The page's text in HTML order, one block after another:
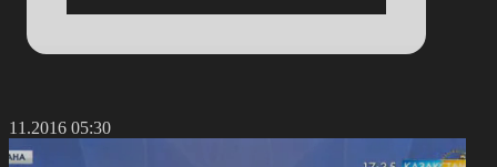
05:30